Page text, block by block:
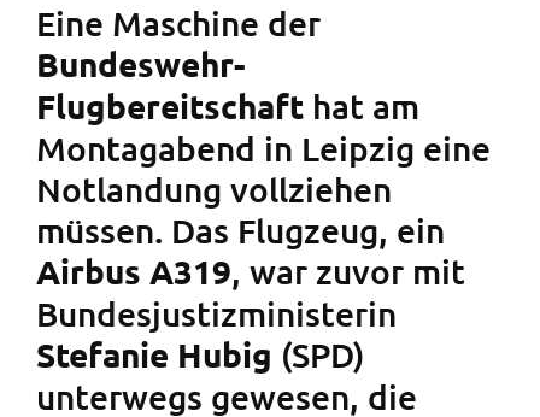
Eine Maschine der
Bundeswehr-
Flugbereitschaft hat am
Montagabend in Leipzig eine
Notlandung vollziehen
müssen. Das Flugzeug, ein
Airbus A319, war zuvor mit
Bundesjustizministerin
Stefanie Hubig (SPD)
unterwegs gewesen, die